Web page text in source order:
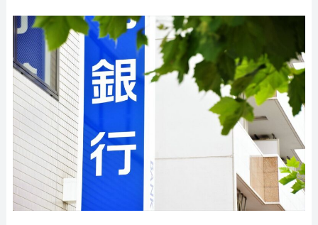
お電話で
お問合せ
スピード
査定依頼
メールで
名古屋支店直通
052-414-4107
福岡支店直通
092-419-2433
ファクタリングで即日資金調達するための方法
ファクタリングで通りやすい会社はどういう会社？